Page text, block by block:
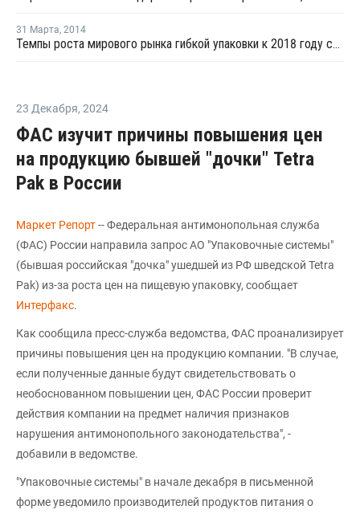
31 Марта, 2014
Темпы роста мирового рынка гибкой упаковки к 2018 году составят 5,1%
23 Декабря, 2024
ФАС изучит причины повышения цен
на продукцию бывшей "дочки" Tetra
Pak в России
Маркет Репорт-- Федеральная антимонопольная служба
(ФАС) России направила запрос АО "Упаковочные системы"
(бывшая российская "дочка" ушедшей из РФ шведской Tetra
Pak) из-за роста цен на пищевую упаковку, сообщает
Интерфакс.
Как сообщила пресс-служба ведомства, ФАС проанализирует
причины повышения цен на продукцию компании. "В случае,
если полученные данные будут свидетельствовать о
необоснованном повышении цен, ФАС России проверит
действия компании на предмет наличия признаков
нарушения антимонопольного законодательства", -
добавили в ведомстве.
"Упаковочные системы" в начале декабря в письменной
форме уведомило производителей продуктов питания о